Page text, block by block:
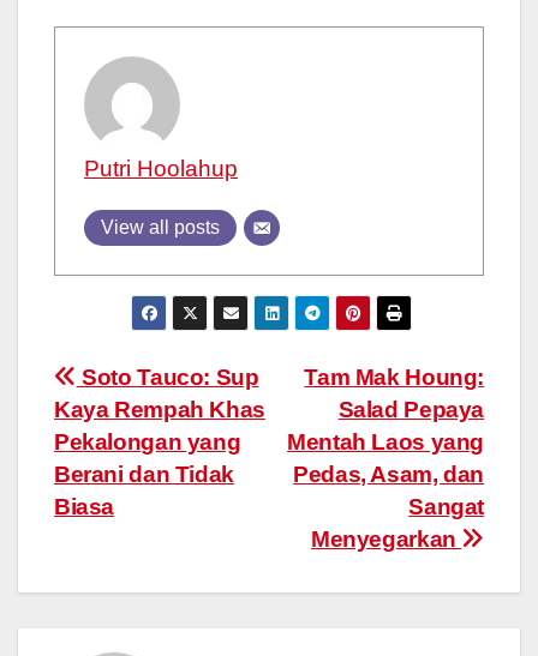
Putri Hoolahup
View all posts
Post
navigation
Tam Mak Houng:
Salad Pepaya
Mentah Laos yang
Pedas, Asam, dan
Sangat
Menyegarkan
Soto Tauco: Sup
Kaya Rempah Khas
Pekalongan yang
Berani dan Tidak
Biasa